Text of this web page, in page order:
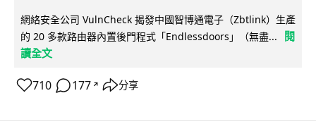
網絡安全公司 VulnCheck 揭發中國智博通電子（Zbtlink）生產
的 20 多款路由器內置後門程式「Endlessdoors」（無盡...
閱
讀全文
710 177 ↗ 分享